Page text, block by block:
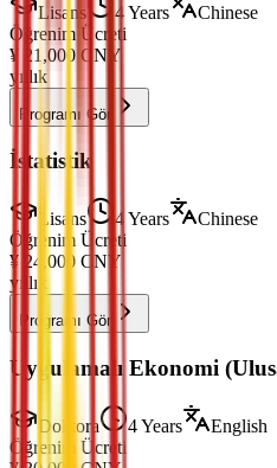
Lisans 4 Years
Chinese
Öğrenim Ücreti
¥ 21,000 CNY
yıllık
Programı Gör
İstatistik
Lisans 4 Years
Chinese
Öğrenim Ücreti
¥ 24,000 CNY
yıllık
Programı Gör
Uygulamalı Ekonomi
Doktora 4 Years
English
Öğrenim Ücreti